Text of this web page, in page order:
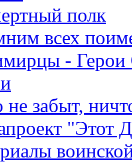
полк
всех
- Герои
не забыт,
"Этот